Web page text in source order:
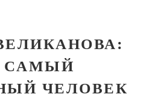
САМЫЙ
ЧЕЛОВЕК